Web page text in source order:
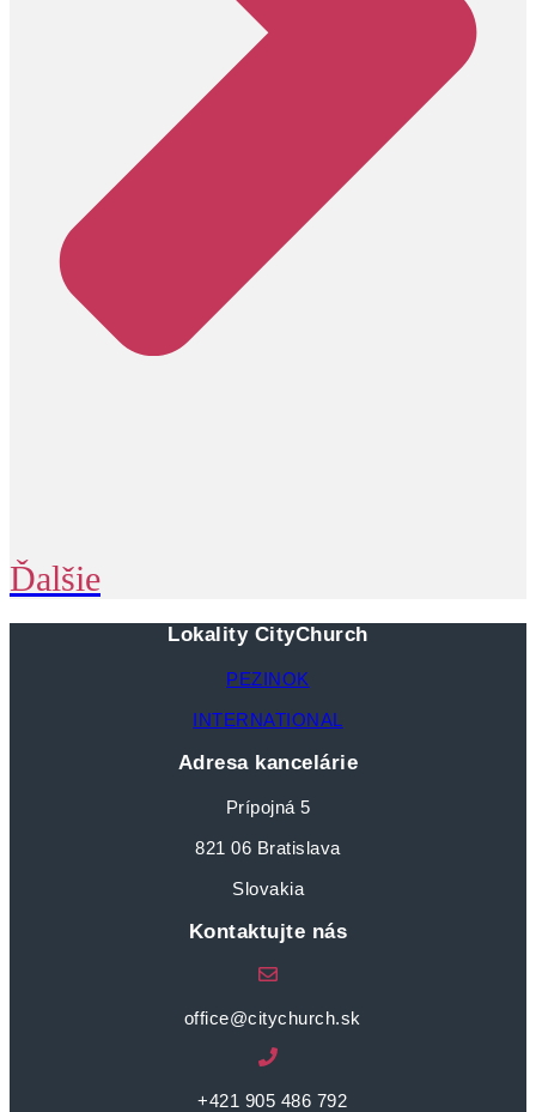
Ďalšie
Lokality CityChurch
PEZINOK
INTERNATIONAL
Adresa kancelárie
Prípojná 5
821 06 Bratislava
Slovakia
Kontaktujte nás
office@citychurch.sk
+421 905 486 792